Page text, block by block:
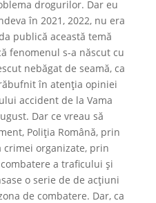
drogurilor. Dar eu
în 2021, 2022, nu era
publică această temă
fenomenul s-a născut cu
nebăgat de seamă, ca
în atenția opiniei
accident de la Vama
Dar ce vreau să
Poliția Română, prin
organizate, prin
a traficului și
o serie de de acțiuni
de combatere. Dar, ca